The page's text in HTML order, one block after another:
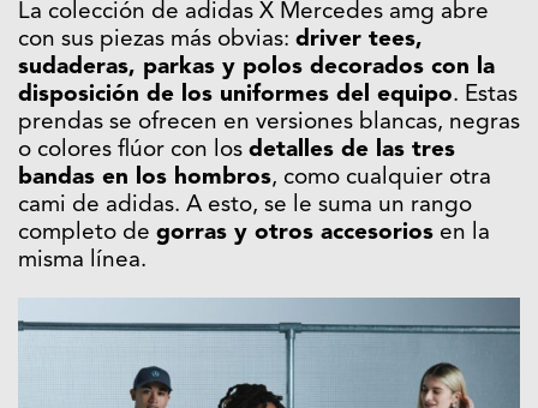
La colección de adidas X Mercedes amg abre
con sus piezas más obvias: driver tees,
sudaderas, parkas y polos decorados con la
disposición de los uniformes del equipo. Estas
prendas se ofrecen en versiones blancas, negras
o colores flúor con los detalles de las tres
bandas en los hombros, como cualquier otra
cami de adidas. A esto, se le suma un rango
completo de gorras y otros accesorios en la
misma línea.